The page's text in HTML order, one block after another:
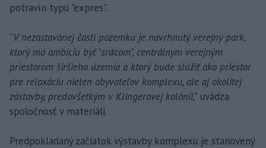
potravín typu "expres".
"V nezastavanej časti pozemku je navrhnutý verejný park,
ktorý má ambíciu byť "srdcom", centrálnym verejným
priestorom širšieho územia a ktorý bude slúžiť ako priestor
pre relaxáciu nielen obyvateľov komplexu, ale aj okolitej
zástavby, predovšetkým v Klingerovej kolónii," uvádza
spoločnosť v materiáli.
Predpokladaný začiatok výstavby komplexu je stanovený